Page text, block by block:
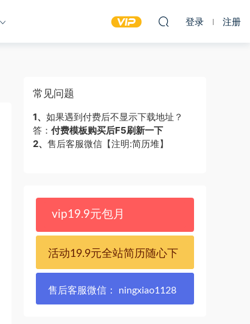
登录 注册
常见问题
1、 如果遇到付费后不显示下载地址？
答： 付费模板购买后F5刷新一下
2、 售后客服微信【注明:简历堆】
vip19.9元包月
活动19.9元全站简历随心下
售后客服微信： ningxiao1128